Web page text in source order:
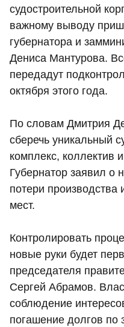
судостроительной
важному выводу
губернатора и
Дениса Мантурова.
передадут
октября этого года.
По словам Дмитрия
сберечь уникальный
комплекс, коллектив
Губернатор заявил о
потери
мест.
Контролировать
новые руки будет
председателя
Сергей Абрамов.
соблюдение
погашение долгов по